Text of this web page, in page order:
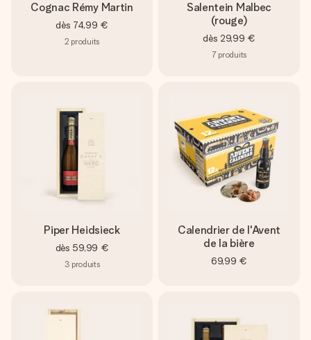
Cognac Rémy Martin
dès 74,99 €
2 produits
Salentein Malbec
(rouge)
dès 29,99 €
7 produits
Piper Heidsieck
dès 59,99 €
3 produits
Calendrier de l'Avent
de la bière
69,99 €